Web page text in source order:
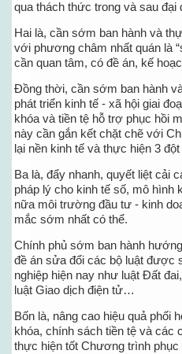
qua thách thức trong và sau đại
Hai là, cần sớm ban hành và
với phương châm nhất quán là
cần quan tâm, có đề án, kế
Đồng thời, cần sớm ban hành
phát triển kinh tế - xã hội giai
khóa và tiền tệ hỗ trợ phục hồi
này cần gắn kết chặt chẽ với
lại nền kinh tế và thực hiện 3
Ba là, đẩy nhanh, quyết liệt cải
pháp lý cho kinh tế số, mô hình
nữa môi trường đầu tư - kinh
mắc sớm nhất có thể.
Chính phủ sớm ban hành
đề án sửa đổi các bộ luật được
nghiệp hiện nay như luật Đất
luật Giao dịch điện tử…
Bốn là, nâng cao hiệu quả phối
khóa, chính sách tiền tệ và các
thực hiện tốt Chương trình phục